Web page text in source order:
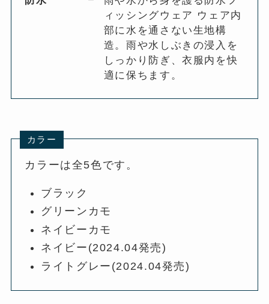
ィッシングウェア ウェア内
部に水を通さない生地構
造。雨や水しぶきの浸入を
しっかり防ぎ、衣服内を快
適に保ちます。
カラー
カラーは全5色です。
ブラック
グリーンカモ
ネイビーカモ
ネイビー(2024.04発売)
ライトグレー(2024.04発売)